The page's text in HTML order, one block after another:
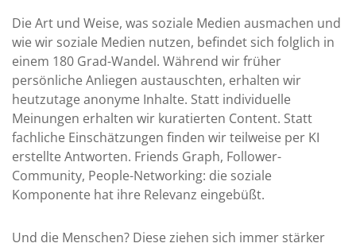
Die Art und Weise, was soziale Medien ausmachen und
wie wir soziale Medien nutzen, befindet sich folglich in
einem 180 Grad-Wandel. Während wir früher
persönliche Anliegen austauschten, erhalten wir
heutzutage anonyme Inhalte. Statt individuelle
Meinungen erhalten wir kuratierten Content. Statt
fachliche Einschätzungen finden wir teilweise per KI
erstellte Antworten. Friends Graph, Follower-
Community, People-Networking: die soziale
Komponente hat ihre Relevanz eingebüßt.
Und die Menschen? Diese ziehen sich immer stärker